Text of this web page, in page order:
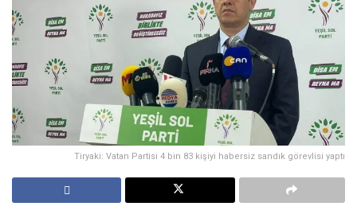
Tiryaki: Vatan Partisi 4 bin 83 kişiyi habersiz sandık görevlisi yaptı